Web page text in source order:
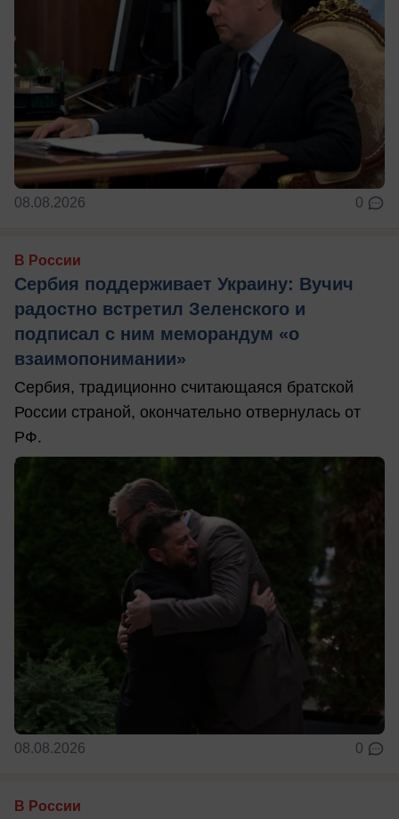
08.08.2026 0
В России
Сербия поддерживает Украину: Вучич
радостно встретил Зеленского и
подписал с ним меморандум «о
взаимопонимании»
Сербия, традиционно считающаяся братской
России страной, окончательно отвернулась от
РФ.
08.08.2026 0
В России